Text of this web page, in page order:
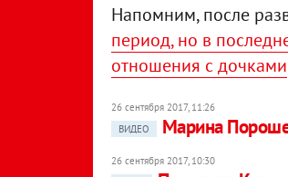
Напомним, после
период, но в
отношения с дочками
26 сентября 2017, 11:26
ВИДЕО
Марина
26 сентября 2017, 10:30